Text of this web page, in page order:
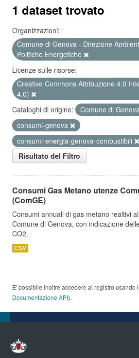
1 dataset trovato
Organizzazioni:
Comune di Genova - Direzione
Politiche Energetiche
Licenze sulle risorse:
Creative Commons Attribuzione 4.0
4.0)
Cataloghi di origine:
Comune di
consumi-genova
consumi-energia-genova-combustibili
Risultato del Filtro
Consumi Gas Metano utenze
(ComGE)
Consumi annuali di gas metano realtivi
Comune di Genova, con indicazione
CO2.
CSV
E' possibile inoltre accedere al registro usando
Documentazione API).